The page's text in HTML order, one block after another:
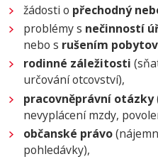
žádosti o přechodný
problémy s nečinností
nebo s rušením
rodinné záležitosti
určování otcovství),
pracovněprávní otázky
nevyplácení mzdy,
občanské právo
pohledávky),